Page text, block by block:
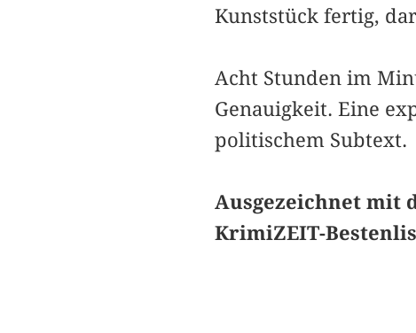
Kunststück fertig,
Acht Stunden im
Genauigkeit. Eine
politischem Subtext.
Ausgezeichnet mit
KrimiZEIT-